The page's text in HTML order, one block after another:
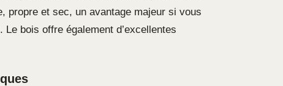
propre et sec, un avantage majeur si vous
bois offre également d’excellentes